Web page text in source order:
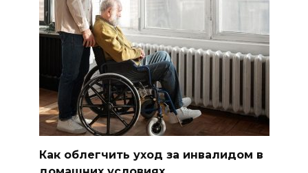
Как облегчить уход за инвалидом в